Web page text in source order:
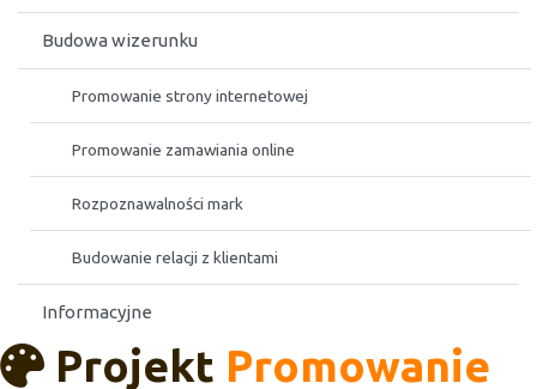
Budowa wizerunku
Promowanie strony internetowej
Promowanie zamawiania online
Rozpoznawalności mark
Budowanie relacji z klientami
Informacyjne
Projekt Promowanie